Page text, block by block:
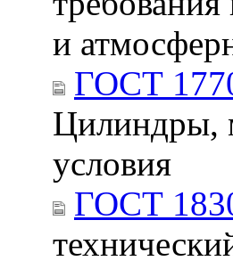
и
ГОСТ
Цилиндры,
условия
ГОСТ